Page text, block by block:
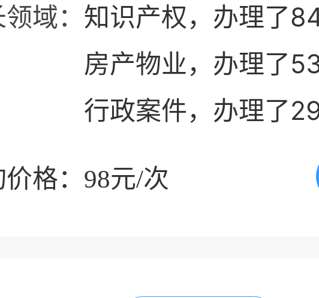
域： 知识产权，办理了
房产物业，办理了
行政案件，办理了
格：98元/次